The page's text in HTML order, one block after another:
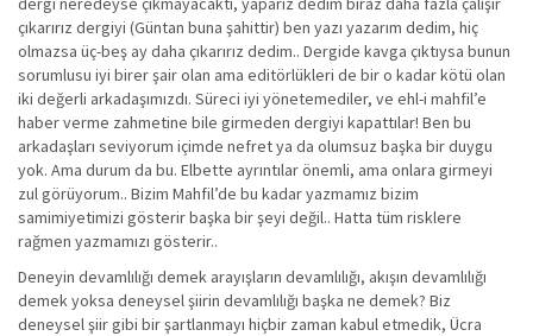
çıkarırız dergiyi (Güntan buna şahittir) ben yazı yazarım dedim, hiç
olmazsa üç-beş ay daha çıkarırız dedim.. Dergide kavga çıktıysa bunun
sorumlusu iyi birer şair olan ama editörlükleri de bir o kadar kötü olan
iki değerli arkadaşımızdı. Süreci iyi yönetemediler, ve ehl-i mahfil’e
haber verme zahmetine bile girmeden dergiyi kapattılar! Ben bu
arkadaşları seviyorum içimde nefret ya da olumsuz başka bir duygu
yok. Ama durum da bu. Elbette ayrıntılar önemli, ama onlara girmeyi
zul görüyorum.. Bizim Mahfil’de bu kadar yazmamız bizim
samimiyetimizi gösterir başka bir şeyi değil.. Hatta tüm risklere
rağmen yazmamızı gösterir..
Deneyin devamlılığı demek arayışların devamlılığı, akışın devamlılığı
demek yoksa deneysel şiirin devamlılığı başka ne demek? Biz
deneysel şiir gibi bir şartlanmayı hiçbir zaman kabul etmedik, Ücra